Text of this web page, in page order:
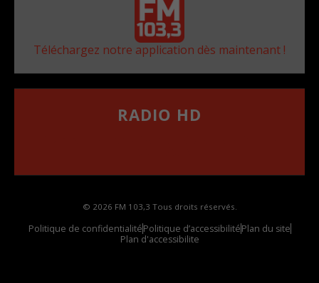
Téléchargez notre application dès maintenant !
RADIO HD
© 2026 FM 103,3 Tous droits réservés.
Politique de confidentialitéPolitique d’accessibilitéPlan du site
Plan d'accessibilite